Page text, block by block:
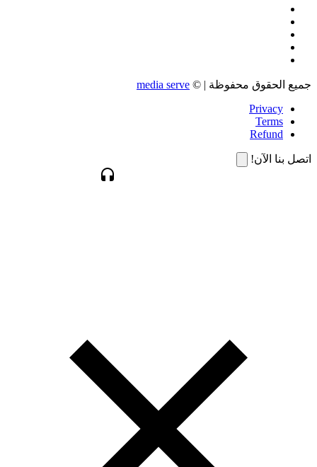
جميع الحقوق محفوظة | © media serve
Privacy
Terms
Refund
اتصل بنا الآن!